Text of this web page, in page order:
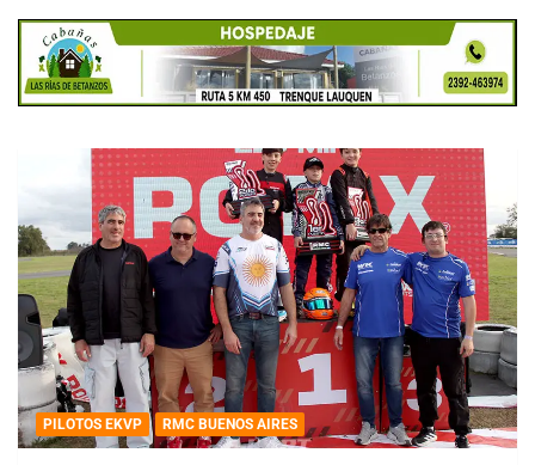
PILOTOS EKVP RMC BUENOS AIRES